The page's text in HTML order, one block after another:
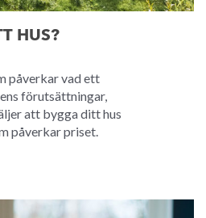
HUS?
påverkar vad ett
förutsättningar,
att bygga ditt hus
påverkar priset.